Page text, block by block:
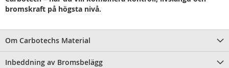
bromskraft på högsta nivå.
Om Carbotechs Material
Inbeddning av Bromsbelägg